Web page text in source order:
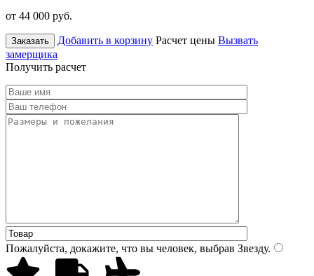
от 44 000 руб.
Заказать Добавить в корзину Расчет цены Вызвать
замерщика
Получить расчет
Пожалуйста, докажите, что вы человек, выбрав Звезду.